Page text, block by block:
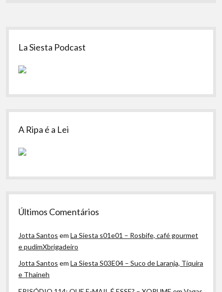
Sidebar
La Siesta Podcast
A Ripa é a Lei
Últimos Comentários
Jotta Santos emLa Siesta s01e01 – Rosbife, café gourmet
e pudimXbrigadeiro
Jotta Santos emLa Siesta S03E04 – Suco de Laranja, Tiquira
e Thaineh